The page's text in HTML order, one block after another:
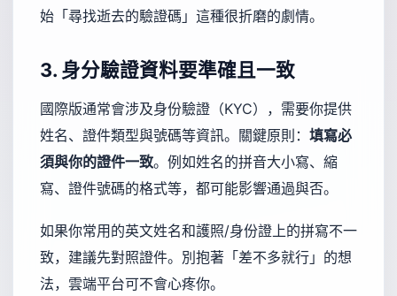
始「尋找逝去的驗證碼」這種很折磨的劇情。
3. 身分驗證資料要準確且一致
國際版通常會涉及身份驗證（KYC），需要你提供
姓名、證件類型與號碼等資訊。關鍵原則： 填寫必
須與你的證件一致。例如姓名的拼音大小寫、縮
寫、證件號碼的格式等，都可能影響通過與否。
如果你常用的英文姓名和護照/身份證上的拼寫不一
致，建議先對照證件。別抱著「差不多就行」的想
法，雲端平台可不會心疼你。